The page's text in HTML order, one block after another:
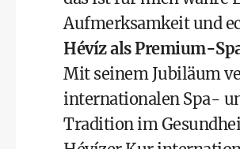
Aufmerksamkeit und
Hévíz als Premium-
Mit seinem Jubiläum
internationalen Spa-
Tradition im